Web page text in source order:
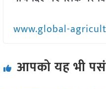
www.global-
आपको यह भी